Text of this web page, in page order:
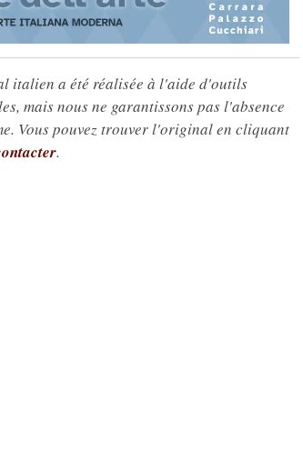
italien a été réalisée à l'aide d'outils
mais nous ne garantissons pas l'absence
Vous pouvez trouver l'original en cliquant
.